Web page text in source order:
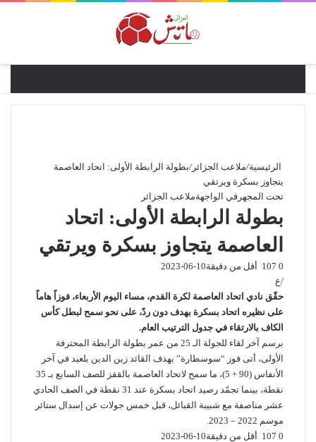
الرئيسية/ملاعب الجزائر/بطولة الرابطة الأولى: اتحاد العاصمة
يتجاوز بسكرة ويرتقي
تحت المجهر في الواجهةملاعب الجزائر
بطولة الرابطة الأولى: اتحاد
العاصمة يتجاوز بسكرة ويرتقي
2023-06-10 0
أقل من دقيقة
/ع
حقّق نادي اتحاد العاصمة لكرة القدم، مساء اليوم الأربعاء، فوزاً هاماً
على نظيره اتحاد بسكرة بهدف دون ردّ، على نحو سمح لبطل كأس
الكاف بالارتقاء في جدول الترتيب العام.
برسم آخر لقاء للجولة الـ 25 من عمر بطولة الرابطة المحترفة
الأولى، أتى فوز “سوسطارة” بهدف القائد زين الدين بلعيد في آخر
الأنفاس (90 + 5)، ما سمح لاتحاد العاصمة بالقفز للصف السابع بـ 35
نقطة، بينما تجمّد رصيد اتحاد بسكرة عند 31 نقطة في الصف الحادي
عشر مناصفة مع شبيبة القبائل، قبل خمس جولات عن إسدال ستائر
موسم 2022 – 2023.
2023-06-10
0
أقل من دقيقة